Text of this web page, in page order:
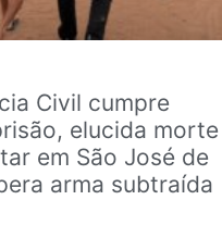
Civil cumpre
elucida morte
em São José de
arma subtraída